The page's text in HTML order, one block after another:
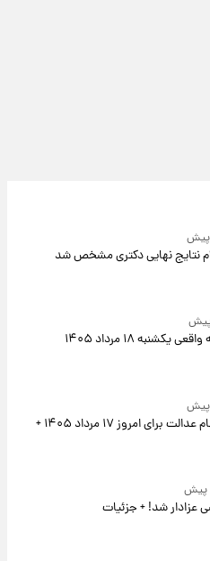
نتایج نهایی دکتری مشخص شد
یکشنبه ۱۸ مرداد ۱۴۰۵
ارزش سهام عدالت برای امروز ۱۷ مرداد ۱۴۰۵ +
عزادار شد! + جزئیات